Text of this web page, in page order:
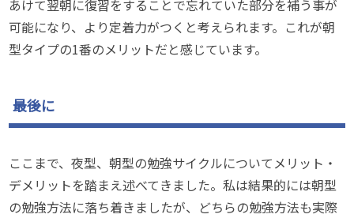
あけて翌朝に復習をすることで忘れていた部分を補う事が
可能になり、より定着力がつくと考えられます。これが朝
型タイプの1番のメリットだと感じています。
最後に
ここまで、夜型、朝型の勉強サイクルについてメリット・
デメリットを踏まえ述べてきました。私は結果的には朝型
の勉強方法に落ち着きましたが、どちらの勉強方法も実際